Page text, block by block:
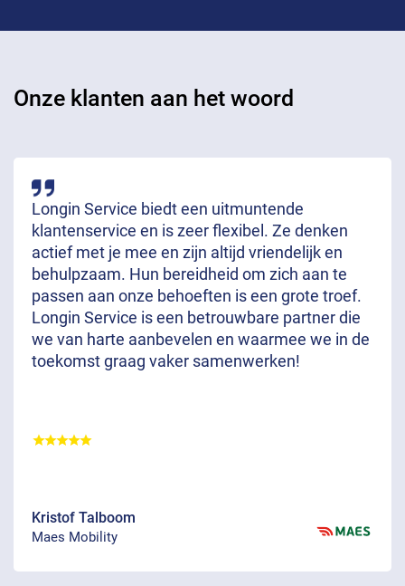
Onze klanten aan het woord
Longin Service biedt een uitmuntende
klantenservice en is zeer flexibel. Ze denken
actief met je mee en zijn altijd vriendelijk en
behulpzaam. Hun bereidheid om zich aan te
passen aan onze behoeften is een grote troef.
Longin Service is een betrouwbare partner die
we van harte aanbevelen en waarmee we in de
toekomst graag vaker samenwerken!
Kristof Talboom
Maes Mobility